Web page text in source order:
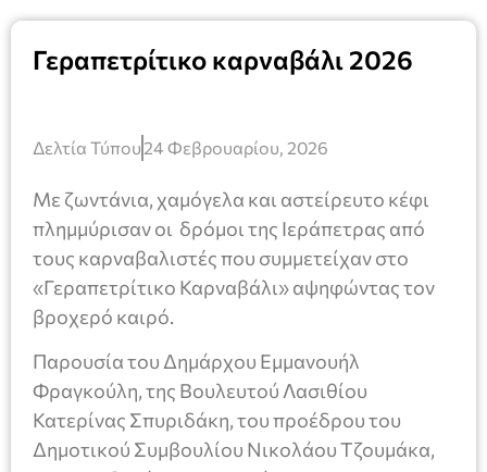
Γεραπετρίτικο καρναβάλι 2026
Δελτία Τύπου 24 Φεβρουαρίου, 2026
Με ζωντάνια, χαμόγελα και αστείρευτο κέφι
πλημμύρισαν οι δρόμοι της Ιεράπετρας από
τους καρναβαλιστές που συμμετείχαν στο
«Γεραπετρίτικο Καρναβάλι» αψηφώντας τον
βροχερό καιρό.
Παρουσία του Δημάρχου Εμμανουήλ
Φραγκούλη, της Βουλευτού Λασιθίου
Κατερίνας Σπυριδάκη, του προέδρου του
Δημοτικού Συμβουλίου Νικολάου Τζουμάκα,